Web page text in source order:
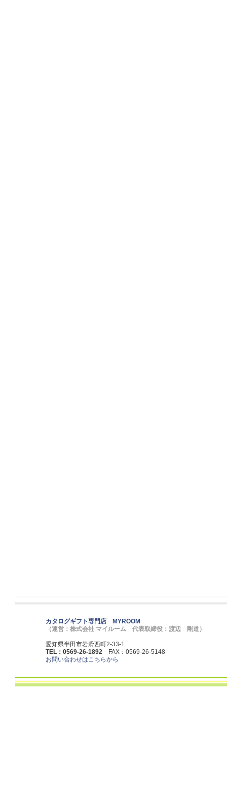
カタログギフト専門店 MYROOM
（運営：株式会社 マイルーム 代表取締役：渡辺 剛道）
愛知県半田市岩滑西町2-33-1
TEL：0569-26-1892 FAX：0569-26-5148
お問い合わせはこちらから